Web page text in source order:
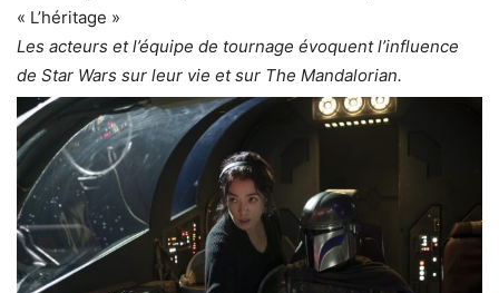
« L’héritage »
Les acteurs et l’équipe de tournage évoquent l’influence
de Star Wars sur leur vie et sur The Mandalorian.